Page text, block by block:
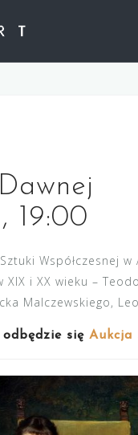
19:00
Współczesnej
i XX wieku –
Malczewskiego,
się Aukcja